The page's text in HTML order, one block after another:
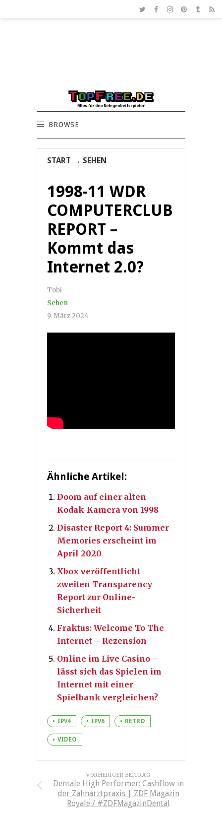
BROWSE
START → SEHEN
1998-11 WDR
COMPUTERCLUB
REPORT –
Kommt das
Internet 2.0?
Tobi
Sehen
9. März 2024
Ähnliche Artikel:
Doom auf einer alten
Kodak-Kamera von 1998
Disaster Report 4: Summer
Memories erscheint im
April 2020
Xbox veröffentlicht
zweiten Transparency
Report zur Online-
Sicherheit
Fraktus: Welcome To The
Internet – Rezension
Online im Live Casino –
lässt sich das Spielen im
Internet mit einer
Spielbank vergleichen?
IPV4 IPV6 RETRO
VIDEO
VORHERIGER BEITRAG
Dentale High Performer: Cashflow in
der Zahnarztpraxis | ZDF Magazin
Royale / #ZDFMagazinDental